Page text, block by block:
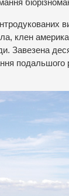
клен
Завезена
подальшого